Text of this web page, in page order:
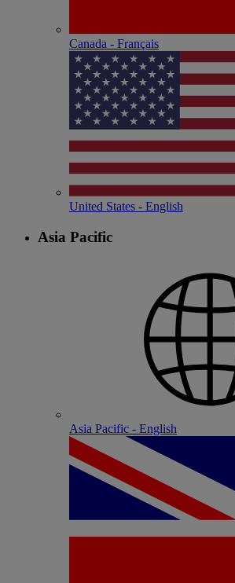
Canada - Français
United States - English
Asia Pacific
Asia Pacific - English